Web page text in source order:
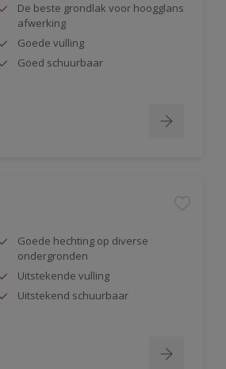
De beste grondlak voor hoogglans
afwerking
Goede vulling
Goed schuurbaar
Goede hechting op diverse
ondergronden
Uitstekende vulling
Uitstekend schuurbaar